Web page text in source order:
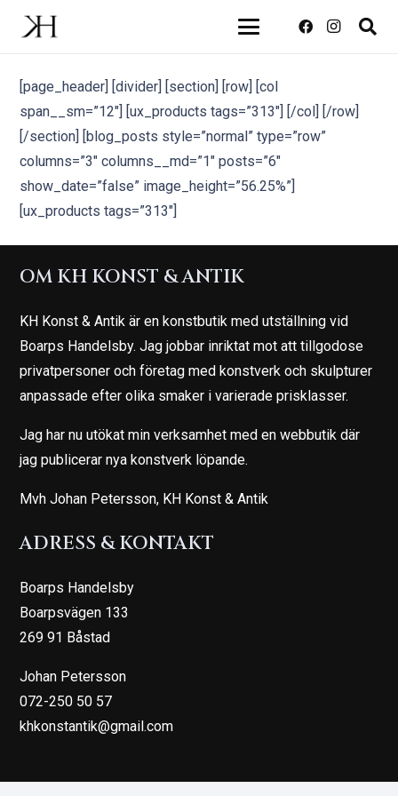
[page_header] [divider] [section] [row] [col
span__sm=”12″] [ux_products tags=”313″] [/col] [/row]
[/section] [blog_posts style=”normal” type=”row”
columns=”3″ columns__md=”1″ posts=”6″
show_date=”false” image_height=”56.25%”]
[ux_products tags=”313″]
OM KH KONST & ANTIK
KH Konst & Antik är en konstbutik med utställning vid
Boarps Handelsby. Jag jobbar inriktat mot att tillgodose
privatpersoner och företag med konstverk och skulpturer
anpassade efter olika smaker i varierade prisklasser.
Jag har nu utökat min verksamhet med en webbutik där
jag publicerar nya konstverk löpande.
Mvh Johan Petersson, KH Konst & Antik
ADRESS & KONTAKT
Boarps Handelsby
Boarpsvägen 133
269 91 Båstad
Johan Petersson
072-250 50 57
khkonstantik@gmail.com